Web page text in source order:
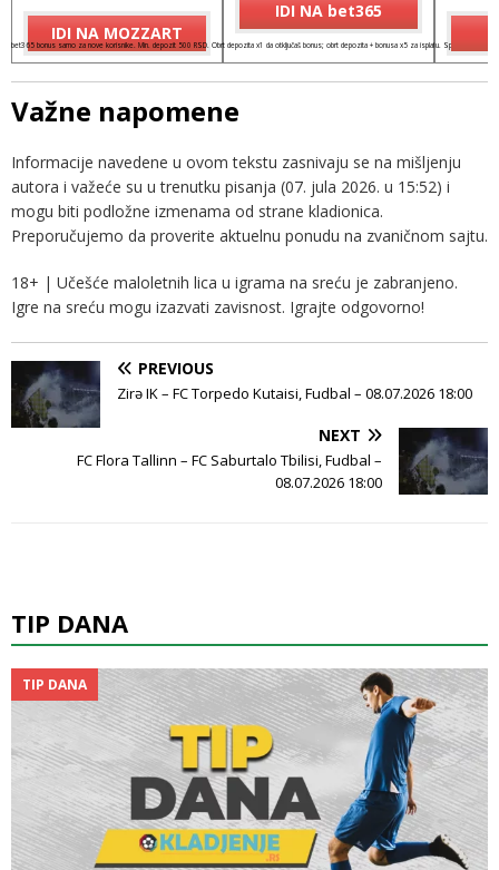
IDI NA MOZZART
IDI NA bet365
bet365 bonus samo za nove korisnike. Min. depozit 500 RSD. Obrt depozita x1 da otključaš bonus; obrt depozita + bonusa x5 za isplatu. Spinovi važe 7
Važne napomene
Informacije navedene u ovom tekstu zasnivaju se na mišljenju
autora i važeće su u trenutku pisanja (07. jula 2026. u 15:52) i
mogu biti podložne izmenama od strane kladionica.
Preporučujemo da proverite aktuelnu ponudu na zvaničnom sajtu.
18+ | Učešće maloletnih lica u igrama na sreću je zabranjeno.
Igre na sreću mogu izazvati zavisnost. Igrajte odgovorno!
PREVIOUS
Zirə IK – FC Torpedo Kutaisi, Fudbal – 08.07.2026 18:00
NEXT
FC Flora Tallinn – FC Saburtalo Tbilisi, Fudbal –
08.07.2026 18:00
TIP DANA
TIP DANA